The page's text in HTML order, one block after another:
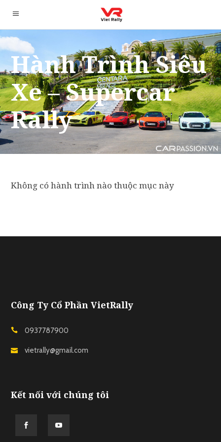
Hành Trình Siêu
Xe – Supercar
Rally
Không có hành trình nào thuộc mục này
Công Ty Cổ Phần VietRally
0937787900
vietrally@gmail.com
Kết nối với chúng tôi